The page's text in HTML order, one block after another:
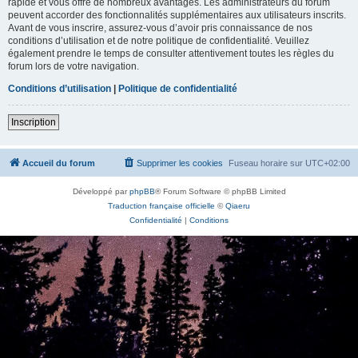
rapide et vous offre de nombreux avantages. Les administrateurs du forum
peuvent accorder des fonctionnalités supplémentaires aux utilisateurs inscrits.
Avant de vous inscrire, assurez-vous d’avoir pris connaissance de nos
conditions d’utilisation et de notre politique de confidentialité. Veuillez
également prendre le temps de consulter attentivement toutes les règles du
forum lors de votre navigation.
Conditions d’utilisation
Politique de confidentialité
Inscription
Accueil du forum Fuseau horaire sur UTC+02:00
Supprimer les cookies
Développé parphpBB® Forum Software © phpBB Limited
Traduction française officielle ©Qiaeru
Confidentialité | Conditions